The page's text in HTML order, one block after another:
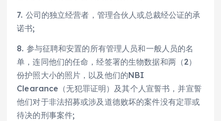
7. 公司的独立经营者，管理合伙人或总裁经公证的承
诺书;
8. 参与征聘和安置的所有管理人员和一般人员的名
单，连同他们的任命，经签署的生物数据和两（2）
份护照大小的照片，以及他们的NBI
Clearance（无犯罪证明）及其个人宣誓书，并宣誓
他们对于非法招募或涉及道德败坏的案件没有定罪或
待决的刑事案件;